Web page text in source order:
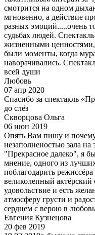
смотрится на одном
мгновенно, а действие
разных эмоций.....очень
судьбах людей.
жизненными ценностями,
были моменты, когда
наворачивались.
всей души
Любовь
07 апр 2020
Спасибо за спектакль
до слёз
Скворцова Ольга
06 июн 2019
Опять Вам пишу и
незаполненостью зала на
"Прекрасное далеко", я
мнение, одного из
поблагодарить
великолепный актёрский
удовольствие и есть
атмосферу грусти и
сердцем с верою в
Евгения Кузнецова
20 фев 2019